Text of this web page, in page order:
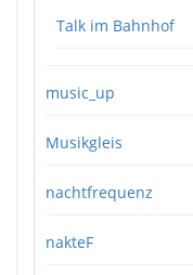
Talk im Bahnhof
music_up
Musikgleis
nachtfrequenz
nakteF